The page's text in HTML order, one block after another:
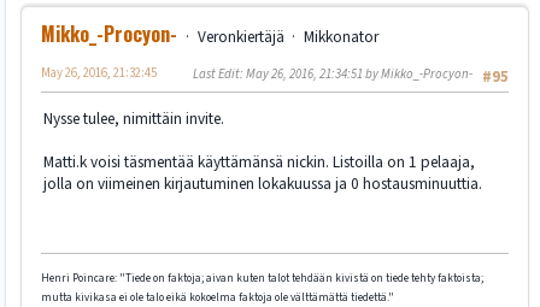
Mikko_-Procyon- Veronkiertäjä
Mikkonator
#95
May 26, 2016, 21:32:45 Last Edit: May 26, 2016, 21:34:51 by Mikko_-Procyon-
Nysse tulee, nimittäin invite.
Matti.k voisi täsmentää käyttämänsä nickin. Listoilla on 1 pelaaja,
jolla on viimeinen kirjautuminen lokakuussa ja 0 hostausminuuttia.
Henri Poincare: "Tiede on faktoja; aivan kuten talot tehdään kivistä on tiede tehty faktoista;
mutta kivikasa ei ole talo eikä kokoelma faktoja ole välttämättä tiedettä."